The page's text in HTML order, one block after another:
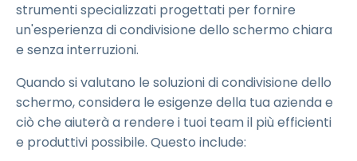
strumenti specializzati progettati per fornire
un'esperienza di condivisione dello schermo chiara
e senza interruzioni.
Quando si valutano le soluzioni di condivisione dello
schermo, considera le esigenze della tua azienda e
ciò che aiuterà a rendere i tuoi team il più efficienti
e produttivi possibile. Questo include: